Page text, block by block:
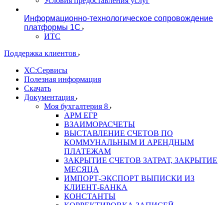
Информационно-технологическое сопровождение
платформы 1С
ИТС
Поддержка клиентов
ХС:Сервисы
Полезная информация
Скачать
Документация
Моя бухгалтерия 8
АРМ ЕГР
ВЗАИМОРАСЧЕТЫ
ВЫСТАВЛЕНИЕ СЧЕТОВ ПО
КОММУНАЛЬНЫМ И АРЕНДНЫМ
ПЛАТЕЖАМ
ЗАКРЫТИЕ СЧЕТОВ ЗАТРАТ, ЗАКРЫТИЕ
МЕСЯЦА
ИМПОРТ-ЭКСПОРТ ВЫПИСКИ ИЗ
КЛИЕНТ-БАНКА
КОНСТАНТЫ